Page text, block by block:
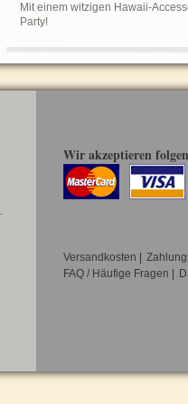
Mit einem witzigen Hawaii-
Party!
Wir akzeptieren
Versandkosten
FAQ / Häufige Fragen